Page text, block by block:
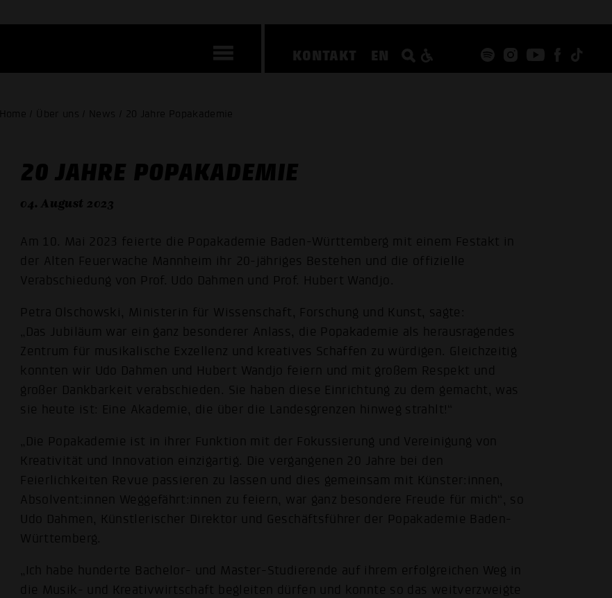
KONTAKT EN
Home / Über uns / News / 20 Jahre Popakademie
20 JAHRE POPAKADEMIE
04. August 2023
Am 10. Mai 2023 feierte die Popakademie Baden-Württemberg mit einem Festakt in
der Alten Feuerwache Mannheim ihr 20-jähriges Bestehen und die offizielle
Verabschiedung von Prof. Udo Dahmen und Prof. Hubert Wandjo.
Petra Olschowski, Ministerin für Wissenschaft, Forschung und Kunst, sagte:
„Das Jubiläum war ein ganz besonderer Anlass, die Popakademie als herausragendes
Zentrum für musikalische Exzellenz und kreatives Schaffen zu würdigen. Gleichzeitig
konnten wir Udo Dahmen und Hubert Wandjo feiern und mit großem Respekt und
großer Dankbarkeit verabschieden. Sie haben diese Einrichtung zu dem gemacht, was
sie heute ist: Eine Akademie, die über die Landesgrenzen hinweg strahlt!“
„Die Popakademie ist in ihrer Funktion mit der Fokussierung und Vereinigung von
Kreativität und Innovation einzigartig. Die vergangenen 20 Jahre bei den
Feierlichkeiten Revue passieren zu lassen und dies gemeinsam mit Künster:innen,
Absolvent:innen Weggefährt:innen zu feiern, war ganz besondere Freude für mich“, so
Udo Dahmen, Künstlerischer Direktor und Geschäftsführer der Popakademie Baden-
Württemberg.
„Ich habe hunderte Bachelor- und Master-Studierende auf ihrem erfolgreichen Weg in
die Musik- und Kreativwirtschaft begleiten dürfen und konnte so das weitverzweigte